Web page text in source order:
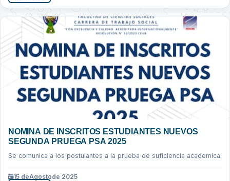
NOMINA DE INSCRITOS ESTUDIANTES NUEVOS
SEGUNDA PRUEGA PSA 2025
Se comunica a los postulantes a la prueba de suficiencia academica
15 deAgostode 2025